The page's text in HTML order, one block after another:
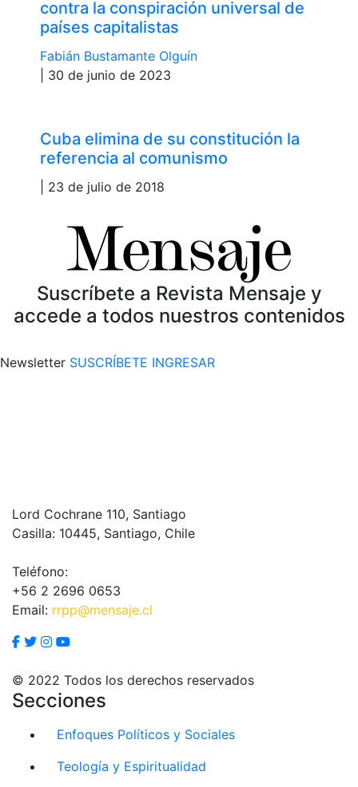
contra la conspiración universal de
países capitalistas
Fabián Bustamante Olguín
| 30 de junio de 2023
Cuba elimina de su constitución la
referencia al comunismo
| 23 de julio de 2018
Suscríbete a Revista Mensaje y
accede a todos nuestros contenidos
Newsletter SUSCRÍBETE INGRESAR
Lord Cochrane 110, Santiago
Casilla: 10445, Santiago, Chile
Teléfono:
+56 2 2696 0653
Email: rrpp@mensaje.cl
© 2022 Todos los derechos reservados
Secciones
Enfoques Políticos y Sociales
Teología y Espiritualidad